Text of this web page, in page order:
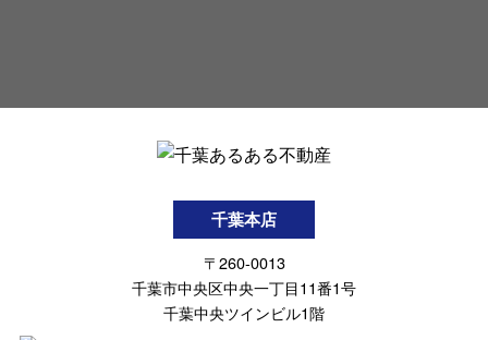
千葉本店
〒260-0013
千葉市中央区中央一丁目11番1号
千葉中央ツインビル1階